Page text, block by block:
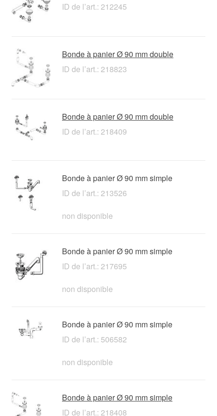
ID de l’art.: 212245
Bonde à panier Ø 90 mm double
ID de l’art.: 218823
Bonde à panier Ø 90 mm double
ID de l’art.: 218409
Bonde à panier Ø 90 mm simple
ID de l’art.: 213526
non disponible
Bonde à panier Ø 90 mm simple
ID de l’art.: 217695
non disponible
Bonde à panier Ø 90 mm simple
ID de l’art.: 506582
non disponible
Bonde à panier Ø 90 mm simple
ID de l’art.: 218408